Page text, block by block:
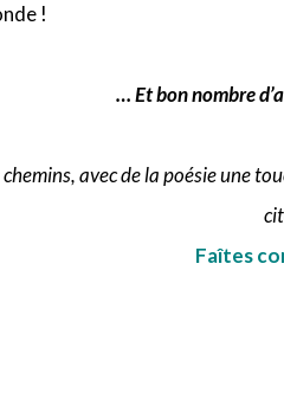
!
… Et bon nombre
avec de la poésie une
Faîtes